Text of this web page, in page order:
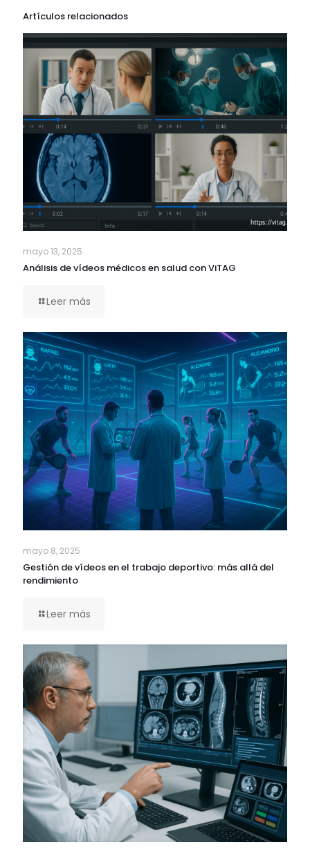
Artículos relacionados
mayo 13, 2025
Análisis de vídeos médicos en salud con ViTAG
Leer más
mayo 8, 2025
Gestión de vídeos en el trabajo deportivo: más allá del
rendimiento
Leer más